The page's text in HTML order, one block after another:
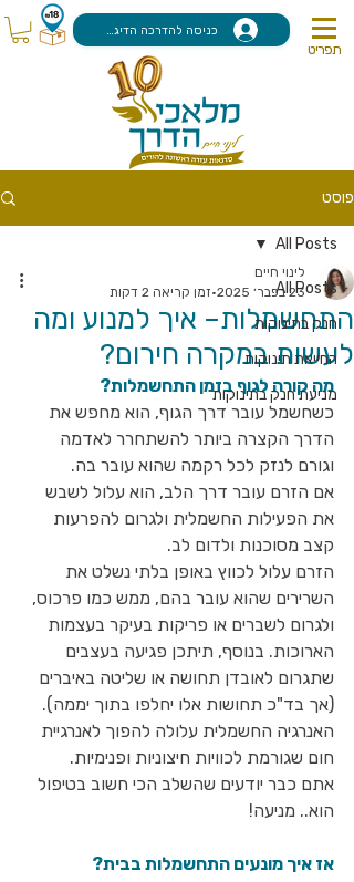
תפריט
כניסה להדרכה הדיגיטלית
פוסט
All Posts
חנק בתינוקות
החייאת תינוקות
מניעת חנק בתינוקות
All Posts
התחשמלות– איך למנוע ומה
לעשות במקרה חירום?
לינוי חיים
23 בפבר׳ 2025
זמן קריאה 2 דקות
מה קורה לגוף בזמן התחשמלות?
כשחשמל עובר דרך הגוף, הוא מחפש את
הדרך הקצרה ביותר להשתחרר לאדמה
וגורם לנזק לכל רקמה שהוא עובר בה.
אם הזרם עובר דרך הלב, הוא עלול לשבש
את הפעילות החשמלית ולגרום להפרעות
קצב מסוכנות ולדום לב.
הזרם עלול לכווץ באופן בלתי נשלט את
השרירים שהוא עובר בהם, ממש כמו פרכוס,
ולגרום לשברים או פריקות בעיקר בעצמות
הארוכות. בנוסף, תיתכן פגיעה בעצבים
שתגרום לאובדן תחושה או שליטה באיברים
(אך בד"כ תחושות אלו יחלפו בתוך יממה).
האנרגיה החשמלית עלולה להפוך לאנרגיית
חום שגורמת לכוויות חיצוניות ופנימיות.
אתם כבר יודעים שהשלב הכי חשוב בטיפול
הוא.. מניעה!
אז איך מונעים התחשמלות בבית?